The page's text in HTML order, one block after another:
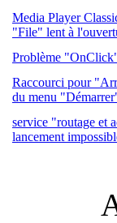
Media Player
"File" lent à
Problème
Raccourci pour
du menu
service "routage et
lancement